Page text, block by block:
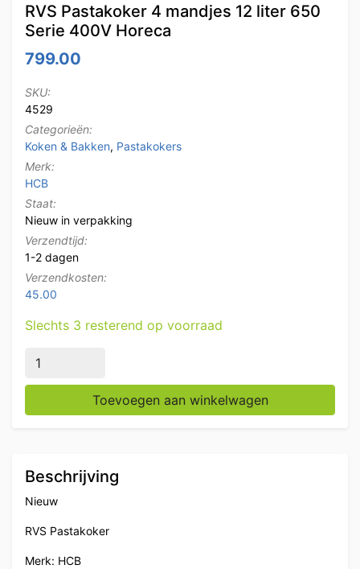
RVS Pastakoker 4 mandjes 12 liter 650
Serie 400V Horeca
799.00
SKU:
4529
Categorieën:
Koken & Bakken, Pastakokers
Merk:
HCB
Staat:
Nieuw in verpakking
Verzendtijd:
1-2 dagen
Verzendkosten:
45.00
Slechts 3 resterend op voorraad
RVS Pastakoker 4 mandjes 12 liter 650 Serie 400V
Toevoegen aan winkelwagen
Beschrijving
Nieuw
RVS Pastakoker
Merk: HCB